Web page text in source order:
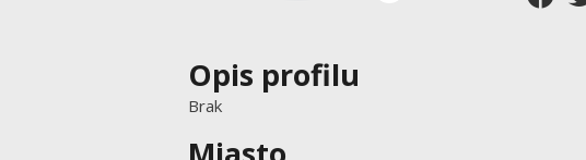
Opis profilu
Brak